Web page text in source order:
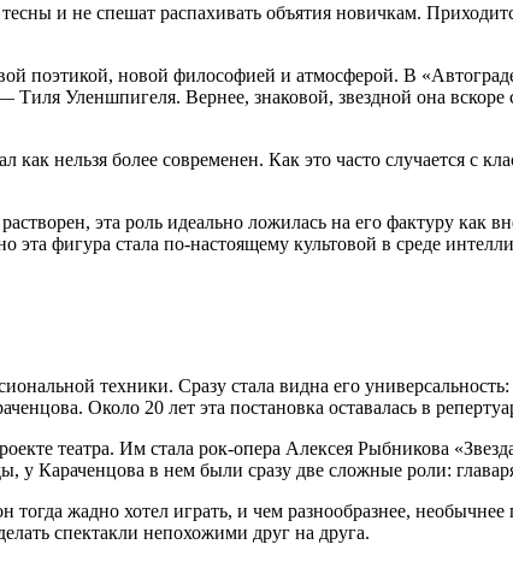
и не спешат распахивать объятия новичкам.
поэтикой, новой философией и атмосферой. В
Уленшпигеля. Вернее, знаковой, звездной она
нельзя более современен. Как это часто случается с
эта роль идеально ложилась на его фактуру как
фигура стала по-настоящему культовой в среде
техники. Сразу стала видна его
Около 20 лет эта постановка оставалась в
театра. Им стала рок-опера Алексея Рыбникова
у Караченцова в нем были сразу две сложные роли:
жадно хотел играть, и чем разнообразнее,
спектакли непохожими друг на друга.